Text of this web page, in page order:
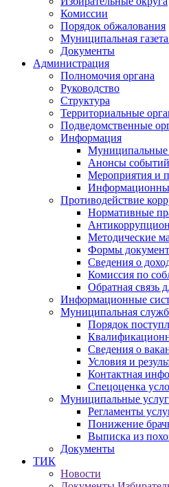
Комиссии
Порядок обжалования
Муниципальная
Документы
Администрация
Полномочия органа
Руководство
Структура
Территориальные
Подведомственные
Информация
Муниципальные
Анонсы событий
Мероприятия и
Противодействие
Нормативные
Методические
Формы
Сведения о
Комиссия по
Обратная связь
Информационные
Муниципальная
Порядок
Сведения о
Условия и
Контактная
Спецоценка
Муниципальные
Регламенты
Понижение
Выписка из
Документы
ТИК
Новости